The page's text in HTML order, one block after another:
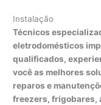
Instalação
Técnicos
eletrodomésticos
qualificados,
você as melhores
reparos e
freezers, frigobares,